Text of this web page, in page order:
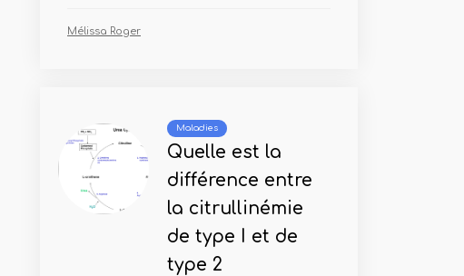
Mélissa Roger
Maladies
Quelle est la
différence entre
la citrullinémie
de type I et de
type 2